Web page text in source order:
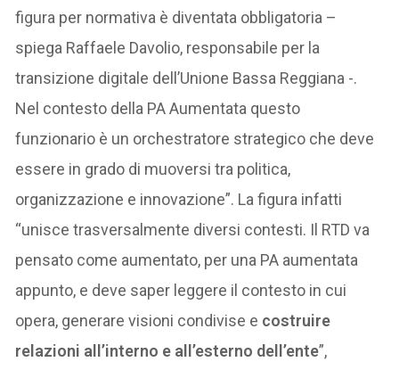
figura per normativa è diventata obbligatoria –
spiega Raffaele Davolio, responsabile per la
transizione digitale dell’Unione Bassa Reggiana -.
Nel contesto della PA Aumentata questo
funzionario è un orchestratore strategico che deve
essere in grado di muoversi tra politica,
organizzazione e innovazione”. La figura infatti
“unisce trasversalmente diversi contesti. Il RTD va
pensato come aumentato, per una PA aumentata
appunto, e deve saper leggere il contesto in cui
opera, generare visioni condivise e costruire
relazioni all’interno e all’esterno dell’ente”,